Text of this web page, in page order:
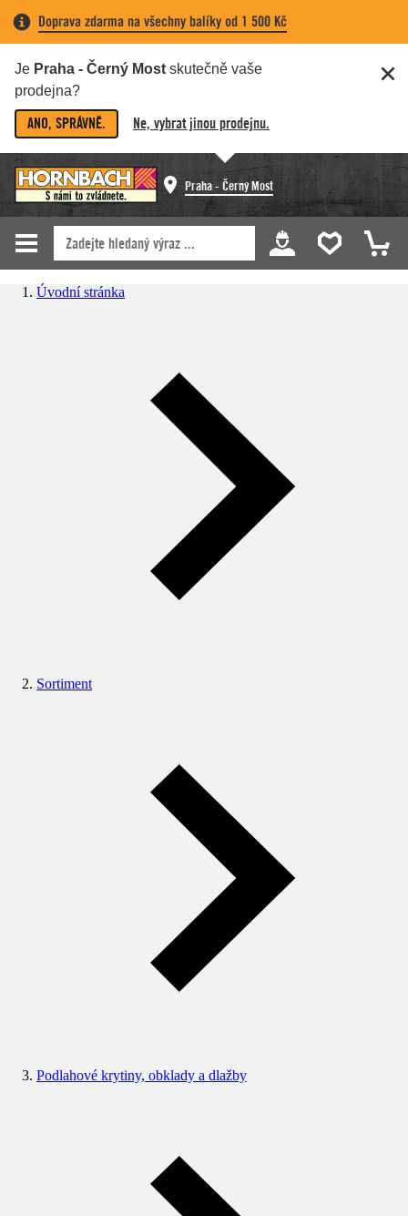
Doprava zdarma na všechny balíky od 1 500 Kč
Je Praha - Černý Most skutečně vaše
prodejna?
ANO, SPRÁVNĚ. Ne, vybrat jinou prodejnu.
Praha - Černý Most
Úvodní stránka
Sortiment
Podlahové krytiny, obklady a dlažby